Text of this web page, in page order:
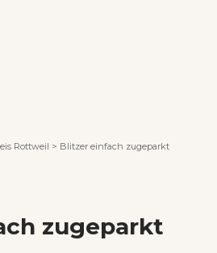
Rottweil > Blitzer einfach zugeparkt
zugeparkt